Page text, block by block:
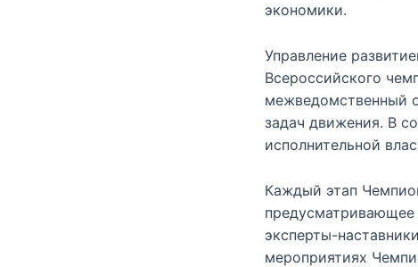
экономики.
Управление
Всероссийского
межведомственный
задач движения. В
исполнительной
Каждый этап
предусматривающее
эксперты-
мероприятиях